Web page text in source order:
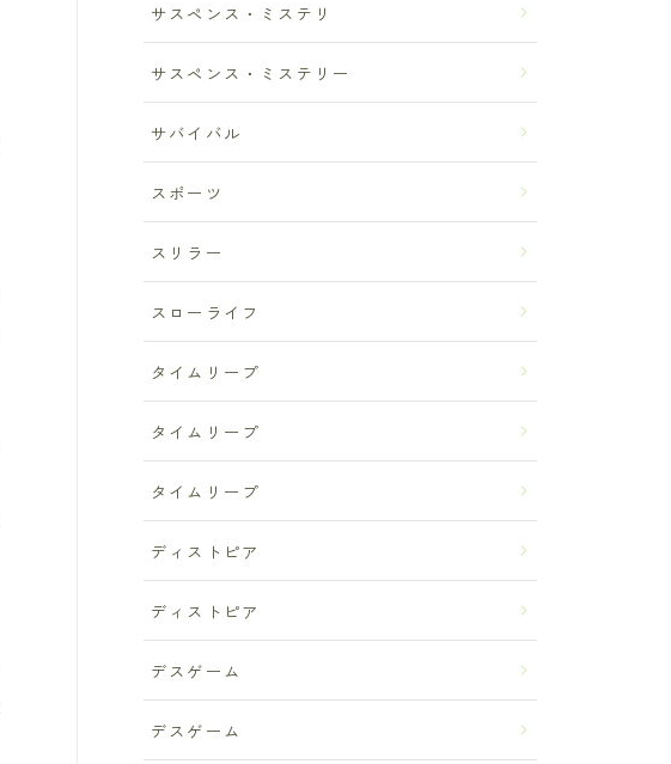
サスペンス・ミステリ
サスペンス・ミステリー
サバイバル
スポーツ
スリラー
スローライフ
タイムリープ
タイムリープ
タイムリープ
ディストピア
ディストピア
デスゲーム
デスゲーム